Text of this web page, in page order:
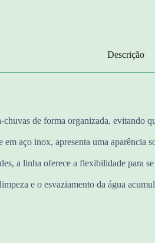
Descrição
de forma organizada, evitando
em aço inox, apresenta uma aparência
a linha oferece a flexibilidade para
e o esvaziamento da água